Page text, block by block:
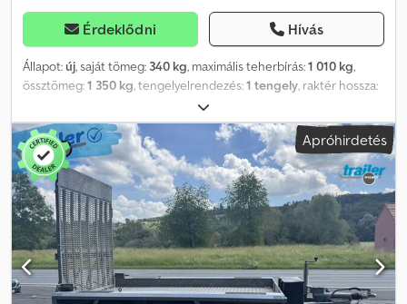
Érdeklődni Hívás
Állapot:új, saját tömeg: 340 kg, maximális teherbírás:1 010 kg,
össztömeg:1 350 kg, tengelyelrendezés:1 tengely, raktér hossza:
, rakodótér szélesség:1 500 mm
mm, abroncs méret:195/50 R13 C, szín:ezüst, 1 tengelyes
személygépkocsi magasrakterű utánfutó, gyártó: Hapert, típus:
Azure H-1, belső méretek kb. (H x Sz x M): 2600 x 1500 x 300 mm,
megengedett össztömeg: 1350 kg Felszereltség: -
Karbantartásmentes gumirugós tengellyel felszerelt alváz - 195/50
R13 C gumiabroncsok - Horganyzott V vontatórúd Credpfxezdkk
Es Akaof - Ráfutófék tolatóautomatikával és gömbcsatlakozóval -
Teljesen gumírozott, fémfelnivel szerelt támasztókerék - 12V-os
világítás 13 pólusú csatlakozóval és tolatólámpával - Masszív, kiváló
minőségű acélprofilból készült teljesen tűzihorganyzott váz -
Apróhirdetés